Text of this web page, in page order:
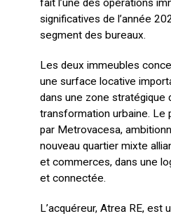
fait l’une des opérations
significatives de l’année
segment des bureaux.
Les deux immeubles
une surface locative
dans une zone stratégique
transformation urbaine. Le
par Metrovacesa,
nouveau quartier mixte
et commerces, dans une
et connectée.
L’acquéreur, Atrea RE, est